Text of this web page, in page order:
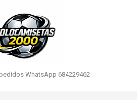
WhatsApp 684229462